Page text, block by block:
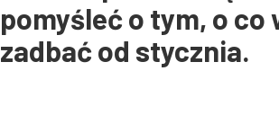
pomyśleć o tym, o co
zadbać od stycznia.